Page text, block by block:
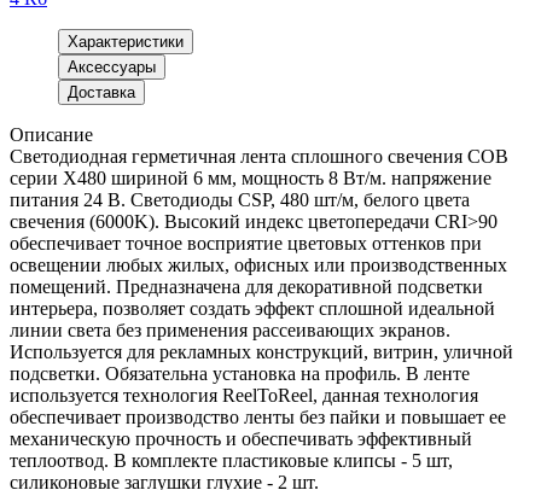
Характеристики
Аксессуары
Доставка
Описание
Светодиодная герметичная лента сплошного свечения COB
серии X480 шириной 6 мм, мощность 8 Вт/м. напряжение
питания 24 В. Светодиоды CSP, 480 шт/м, белого цвета
свечения (6000K). Высокий индекс цветопередачи CRI>90
обеспечивает точное восприятие цветовых оттенков при
освещении любых жилых, офисных или производственных
помещений. Предназначена для декоративной подсветки
интерьера, позволяет создать эффект сплошной идеальной
линии света без применения рассеивающих экранов.
Используется для рекламных конструкций, витрин, уличной
подсветки. Обязательна установка на профиль. В ленте
используется технология ReelToReel, данная технология
обеспечивает производство ленты без пайки и повышает ее
механическую прочность и обеспечивать эффективный
теплоотвод. В комплекте пластиковые клипсы - 5 шт,
силиконовые заглушки глухие - 2 шт.